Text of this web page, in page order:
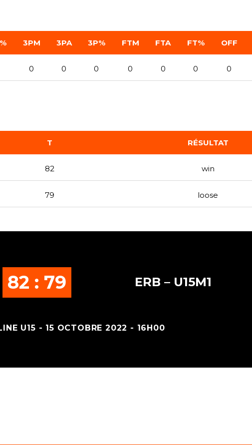
3PM 3PA 3P% FTM FTA FT% OFF
0 0 0 0 0 0 0
T RÉSULTAT
82 win
79 loose
82 : 79 ERB – U15M1
U15 - 15 OCTOBRE 2022 - 16H00